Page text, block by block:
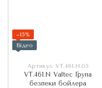
−15%
Відео
Артикул: VT.461.N.05
VT.461.N Valtec Група
безпеки бойлера